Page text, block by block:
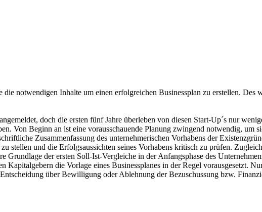
notwendigen Inhalte um einen erfolgreichen Businessplan zu erstellen.
doch die ersten fünf Jahre überleben von diesen Start-Up´s nur
Von Beginn an ist eine vorausschauende Planung zwingend notwendig,
Zusammenfassung des unternehmerischen Vorhabens der
stellen und die Erfolgsaussichten seines Vorhabens kritisch zu prüfen.
Grundlage der ersten Soll-Ist-Vergleiche in der Anfangsphase des
die Vorlage eines Businessplanes in der Regel vorausgesetzt.
über Bewilligung oder Ablehnung der Bezuschussung bzw.